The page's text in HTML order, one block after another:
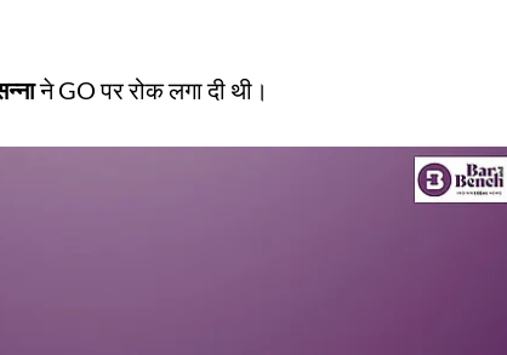
ने GO पर रोक लगा दी थी।